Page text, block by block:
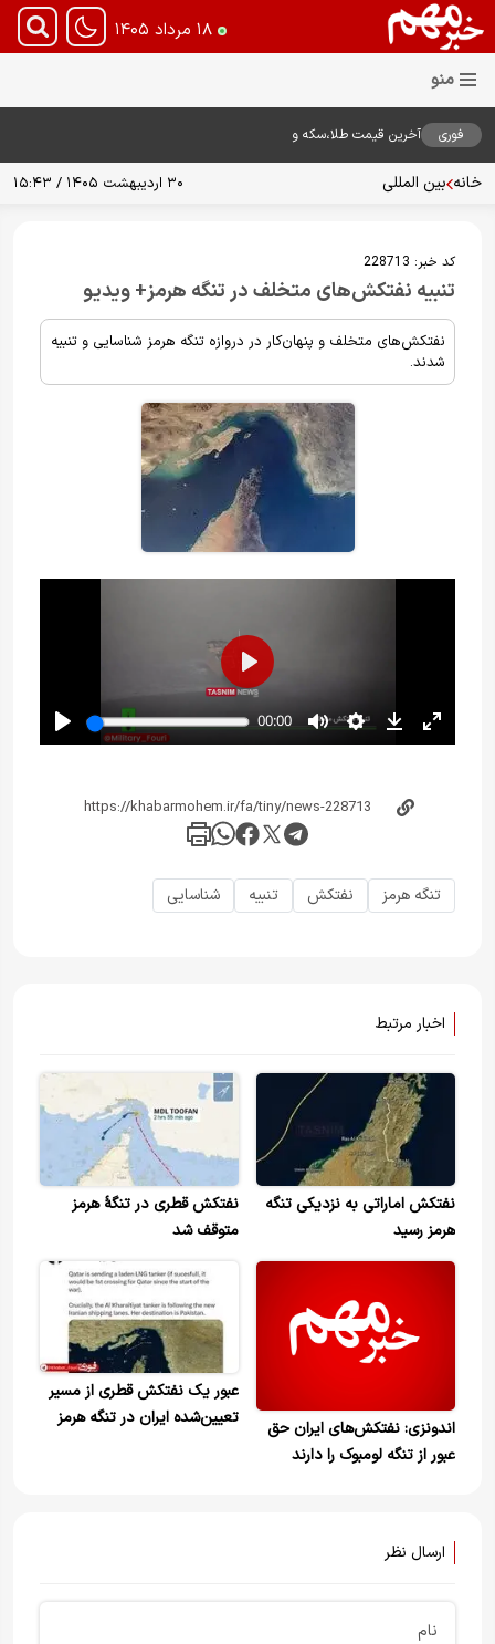
۱۸ مرداد ۱۴۰۵
فوری
آخرین قیمت طلا،سکه و
خانه بین المللی ۳۰ اردیبهشت ۱۴۰۵ / ۱۵:۴۳
کد خبر: 228713
تنبیه نفتکش‌های متخلف در تنگه هرمز+ ویدیو
نفتکش‌های متخلف و پنهان‌کار در دروازه تنگه هرمز شناسایی و تنبیه
شدند.
تنگه هرمز نفتکش تنبیه شناسایی
اخبار مرتبط
نفتکش اماراتی به نزدیکی تنگه
هرمز رسید
نفتکش قطری در تنگهٔ هرمز
متوقف شد
اندونزی: نفتکش‌های ایران حق
عبور از تنگه لومبوک را دارند
عبور یک نفتکش قطری از مسیر
تعیین‌شده ایران در تنگه هرمز
ارسال نظر
نام